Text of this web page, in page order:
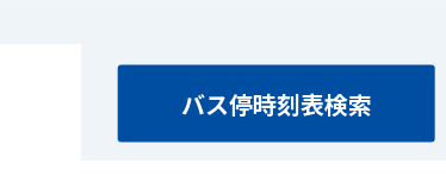
バス停時刻表検索